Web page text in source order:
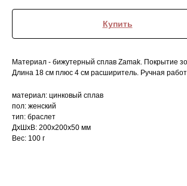
Купить
Материал - бижутерный сплав Zamak. Покрытие
Длина 18 см плюс 4 см расширитель. Ручная
материал: цинковый сплав
пол: женский
тип: браслет
ДxШxВ: 200x200x50 мм
Вес: 100 г